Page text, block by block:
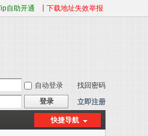
自助开通 ┃下载地址失效举报
自动登录
找回密码
登录 立即注册
快捷导航